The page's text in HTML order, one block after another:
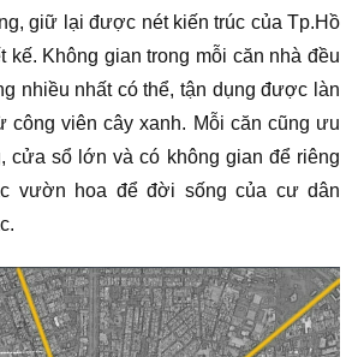
giữ lại được nét kiến trúc của Tp.Hồ
kế. Không gian trong mỗi căn nhà đều
nhiều nhất có thể, tận dụng được làn
công viên cây xanh. Mỗi căn cũng ưu
cửa sổ lớn và có không gian để riêng
vườn hoa để đời sống của cư dân